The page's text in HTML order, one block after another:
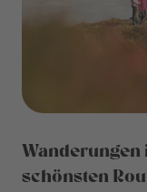
schönsten